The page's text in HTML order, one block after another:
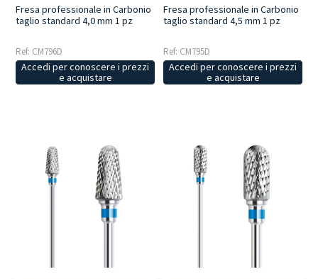
Fresa professionale in Carbonio
taglio standard 4,0 mm 1 pz
Ref: CM796D
Accedi per conoscere i prezzi
e acquistare
Fresa professionale in Carbonio
taglio standard 4,5 mm 1 pz
Ref: CM795D
Accedi per conoscere i prezzi
e acquistare